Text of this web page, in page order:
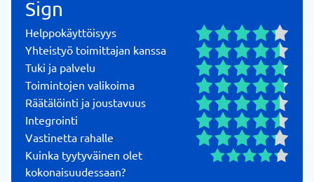
Sign
Helppokäyttöisyys
Yhteistyö toimittajan kanssa
Tuki ja palvelu
Toimintojen valikoima
Räätälöinti ja joustavuus
Integrointi
Vastinetta rahalle
Kuinka tyytyväinen olet
kokonaisuudessaan?